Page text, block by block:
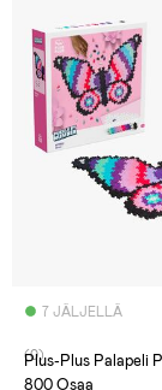
7 JÄLJELLÄ
(0)
Plus-Plus Palapeli
800 Osaa